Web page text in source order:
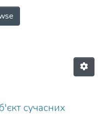
by Subject
сучасних